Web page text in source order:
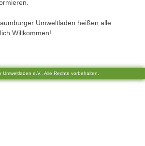
Umweltladen heißen alle
Willkommen!
e.V.. Alle Rechte vorbehalten.